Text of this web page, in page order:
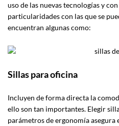
uso de las nuevas tecnologías y
particularidades con las que se
encuentran algunas como:
Sillas para oficina
Incluyen de forma directa la
ello son tan importantes. Elegir
parámetros de ergonomía